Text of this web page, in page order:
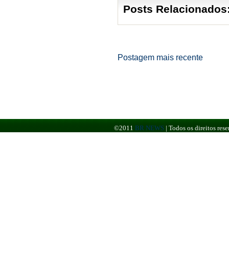
Posts
Postagem mais recente
©2011 BR NEWS | Todos os direitos